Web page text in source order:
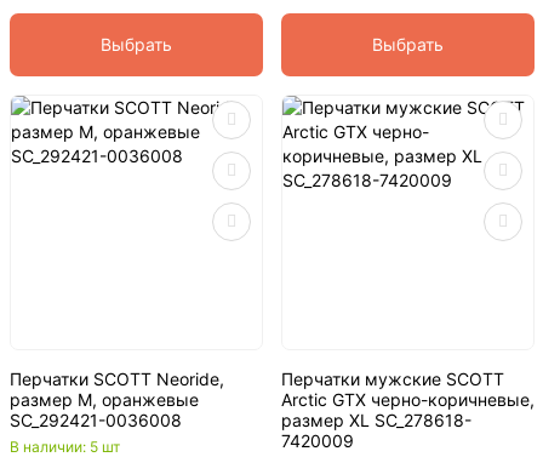
Выбрать Выбрать
Перчатки SCOTT Neoride,
размер M, оранжевые
SC_292421-0036008
В наличии: 5 шт
Перчатки мужские SCOTT
Arctic GTX черно-коричневые,
размер XL SC_278618-
7420009